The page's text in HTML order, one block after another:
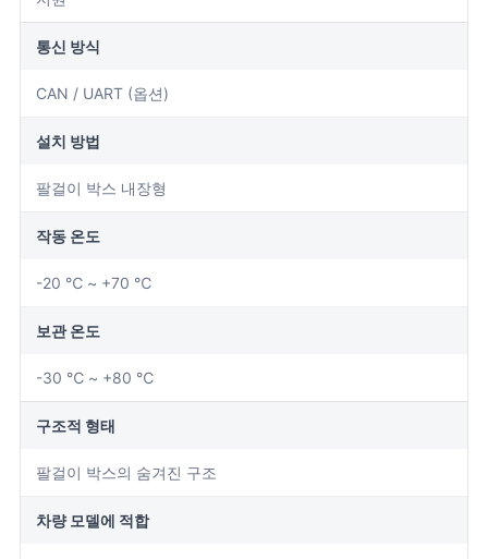
통신 방식
CAN / UART (옵션)
설치 방법
팔걸이 박스 내장형
작동 온도
-20 ℃ ~ +70 ℃
보관 온도
-30 ℃ ~ +80 ℃
구조적 형태
팔걸이 박스의 숨겨진 구조
차량 모델에 적합